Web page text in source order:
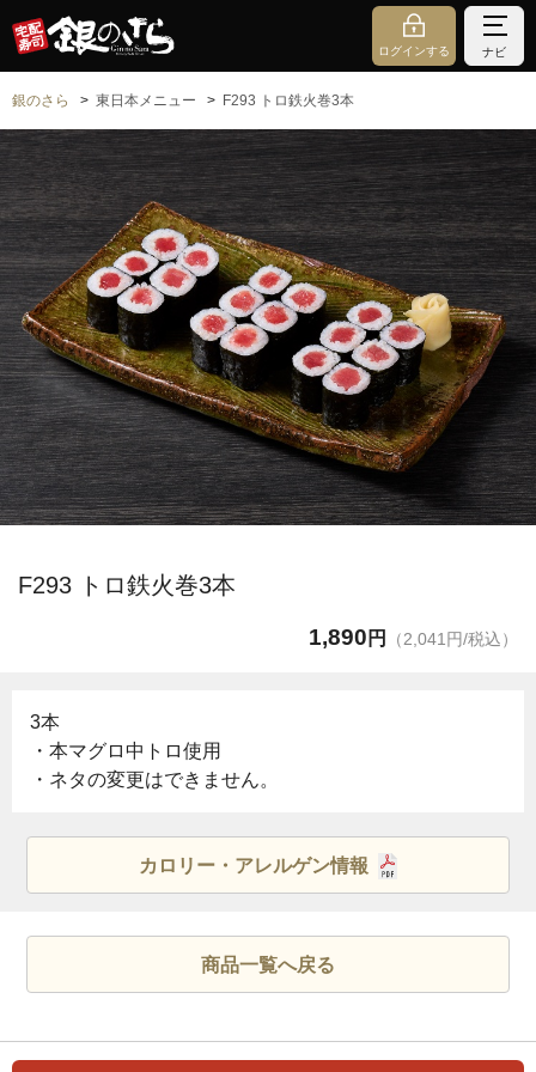
ログインする ナビ
銀のさら 東日本メニュー F293 トロ鉄火巻3本
F293 トロ鉄火巻3本
1,890 円 （2,041円/税込）
3本
・本マグロ中トロ使用
・ネタの変更はできません。
カロリー・アレルゲン情報
商品一覧へ戻る